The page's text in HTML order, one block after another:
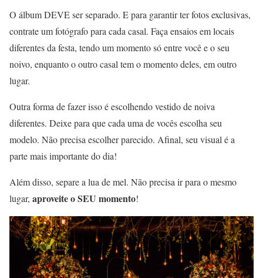
O álbum DEVE ser separado. E para garantir ter fotos exclusivas,
contrate um fotógrafo para cada casal. Faça ensaios em locais
diferentes da festa, tendo um momento só entre você e o seu
noivo, enquanto o outro casal tem o momento deles, em outro
lugar.
Outra forma de fazer isso é escolhendo vestido de noiva
diferentes. Deixe para que cada uma de vocês escolha seu
modelo. Não precisa escolher parecido. Afinal, seu visual é a
parte mais importante do dia!
Além disso, separe a lua de mel. Não precisa ir para o mesmo
lugar, aproveite o SEU momento!